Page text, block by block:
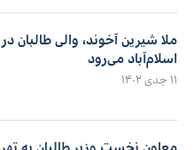
ملا شیرین آخوند، والی طالبان
اسلام‌آباد می‌رود
۱۱ جدی ۱۴۰۲